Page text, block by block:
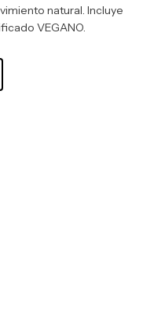
natural. Incluye
VEGANO.